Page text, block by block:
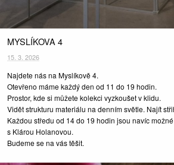
MYSLÍKOVA 4
15. 3. 2026
Najdete nás na Myslíkově 4.
Otevřeno máme každý den od 11 do 19 hodin.
Prostor, kde si můžete kolekci vyzkoušet v klidu.
Vidět strukturu materiálu na denním světle. Najít
Každou středu od 14 do 19 hodin jsou navíc
s Klárou Holanovou.
Budeme se na vás těšit.